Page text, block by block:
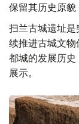
保留其历史原貌
扫兰古城遗址
续推进古城文
都城的发展历
展示。